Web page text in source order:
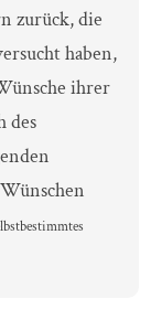
zurück, die
haben,
ihrer
des